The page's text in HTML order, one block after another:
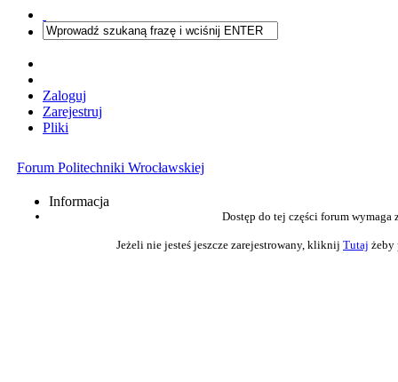
Zaloguj
Zarejestruj
Pliki
Forum Politechniki Wrocławskiej
Informacja
Dostęp do tej części forum wymaga
Jeżeli nie jesteś jeszcze zarejestrowany, kliknij Tutaj żeby